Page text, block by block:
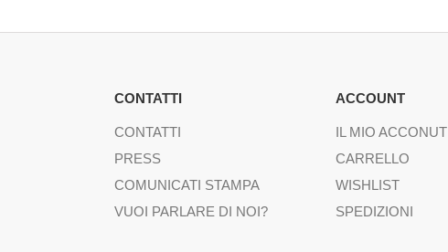
CONTATTI
CONTATTI
PRESS
COMUNICATI STAMPA
VUOI PARLARE DI NOI?
ACCOUNT
IL MIO ACCONUT
CARRELLO
WISHLIST
SPEDIZIONI